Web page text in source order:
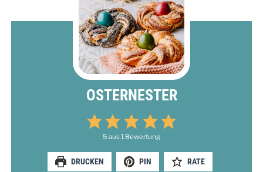
OSTERNESTER
5 aus 1 Bewertung
DRUCKEN PIN RATE